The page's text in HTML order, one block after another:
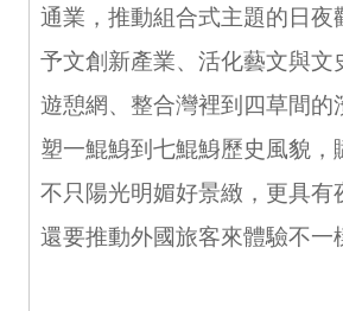
通業，推動組合式主題的日
予文創新產業、活化藝文與
遊憩網、整合灣裡到四草間
塑一鯤鯓到七鯤鯓歷史風貌
不只陽光明媚好景緻，更具
還要推動外國旅客來體驗不一